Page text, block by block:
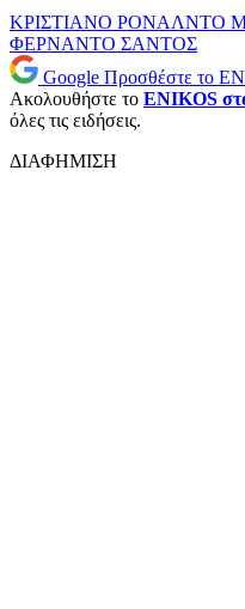
ΚΡΙΣΤΙΑΝΟ ΡΟΝΑΛΝΤΟ
ΦΕΡΝΑΝΤΟ ΣΑΝΤΟΣ
Google Προσθέστε το
Ακολουθήστε το ENIKOS
όλες τις ειδήσεις.
ΔΙΑΦΗΜΙΣΗ